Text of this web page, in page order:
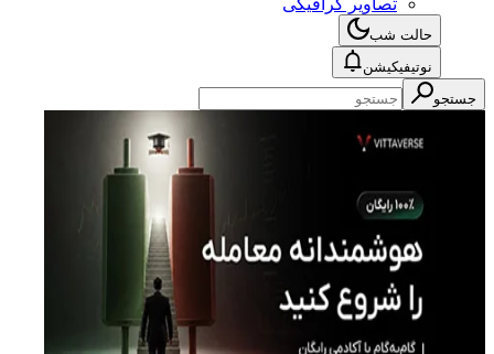
تصاویر گرافیکی
حالت شب
نوتیفیکیشن
جستجو